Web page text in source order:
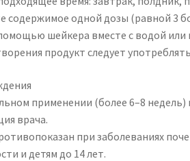
содержимое одной дозы (равной 3
шейкера вместе с водой
продукт следует
применении (более 6–8 недель)
врача.
при заболеваниях
и детям до 14 лет.